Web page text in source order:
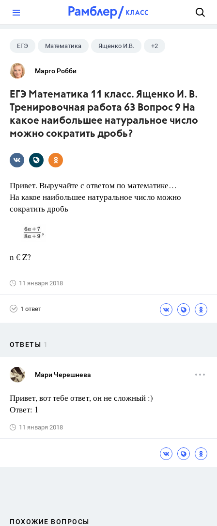
ЕГЭ Математика Ященко И.В. +2
Семенов А.В.
Марго Робби
ЕГЭ Математика 11 класс. Ященко И. В.
Тренировочная работа 63 Вопрос 9 На
какое наибольшее натуральное число
можно сократить дробь?
Привет. Выручайте с ответом по математике…
На какое наибольшее натуральное число можно
сократить дробь
n € Z?
11 января 2018
1 ответ
ОТВЕТЫ 1
Мари Черешнева
Привет, вот тебе ответ, он не сложный :)
Ответ: 1
11 января 2018
ПОХОЖИЕ ВОПРОСЫ